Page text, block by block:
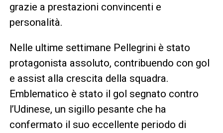
grazie a prestazioni convincenti e
personalità.
Nelle ultime settimane Pellegrini è stato
protagonista assoluto, contribuendo con gol
e assist alla crescita della squadra.
Emblematico è stato il gol segnato contro
l’Udinese, un sigillo pesante che ha
confermato il suo eccellente periodo di